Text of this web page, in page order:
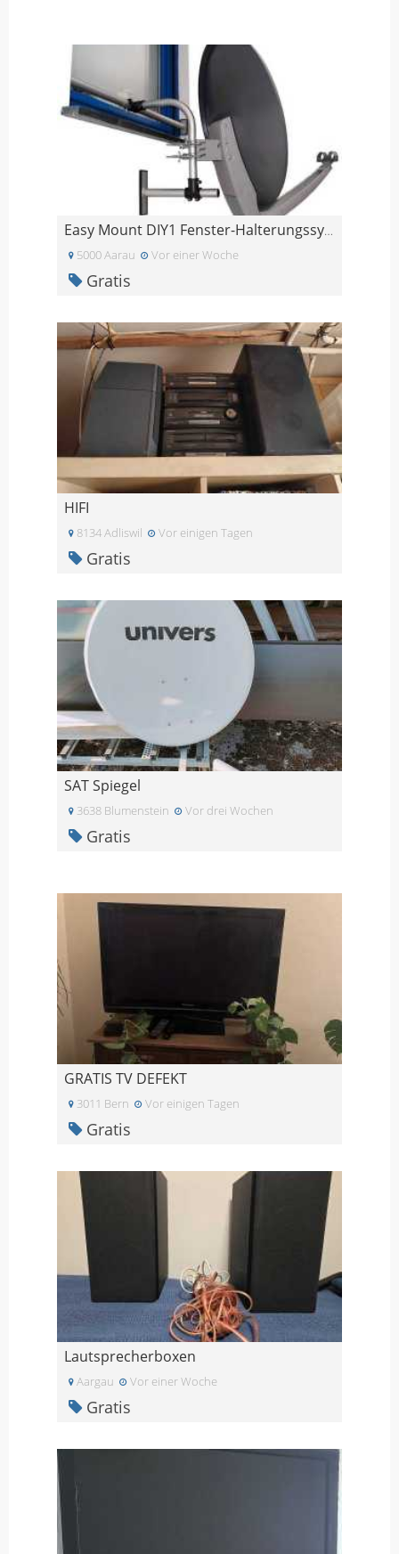
Easy Mount DIY1 Fenster-Halterungssystem
5000 Aarau Vor einer Woche
Gratis
HIFI
8134 Adliswil Vor einigen Tagen
Gratis
SAT Spiegel
3638 Blumenstein Vor drei Wochen
Gratis
GRATIS TV DEFEKT
3011 Bern Vor einigen Tagen
Gratis
Lautsprecherboxen
Aargau Vor einer Woche
Gratis